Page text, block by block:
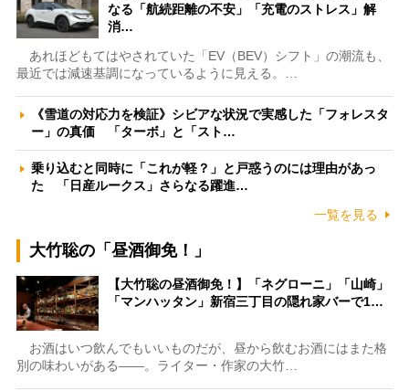
なる「航続距離の不安」「充電のストレス」解
消…
あれほどもてはやされていた「EV（BEV）シフト」の潮流も、
最近では減速基調になっているように見える。…
《雪道の対応力を検証》シビアな状況で実感した「フォレスタ
ー」の真価 「ターボ」と「スト…
乗り込むと同時に「これが軽？」と戸惑うのには理由があっ
た 「日産ルークス」さらなる躍進…
一覧を見る
大竹聡の「昼酒御免！」
【大竹聡の昼酒御免！】「ネグローニ」「山崎」
「マンハッタン」新宿三丁目の隠れ家バーで1…
お酒はいつ飲んでもいいものだが、昼から飲むお酒にはまた格
別の味わいがある――。ライター・作家の大竹…